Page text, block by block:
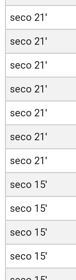
seco 21'
seco 21'
seco 21'
seco 21'
seco 21'
seco 21'
seco 21'
seco 15'
seco 15'
seco 15'
seco 15'